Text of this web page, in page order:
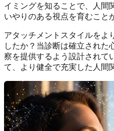
イミングを知ることで、人間
いやりのある視点を育むこと
アタッチメントスタイルをよ
したか？当診断は確立された
察を提供するよう設計されて
て、より健全で充実した人間